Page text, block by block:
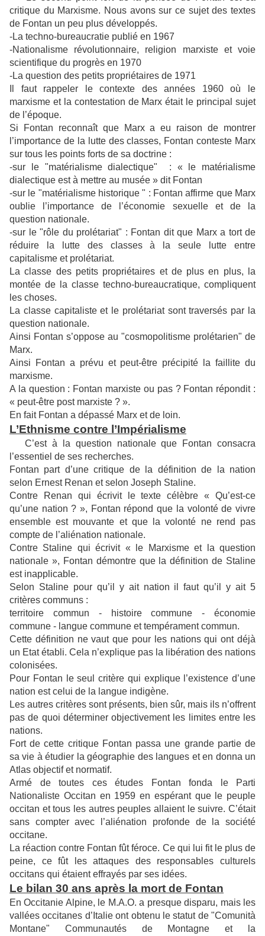
critique du Marxisme. Nous avons sur ce sujet des textes
de Fontan un peu plus développés.
-La techno-bureaucratie publié en 1967
-Nationalisme révolutionnaire, religion marxiste et voie
scientifique du progrès en 1970
-La question des petits propriétaires de 1971
Il faut rappeler le contexte des années 1960 où le
marxisme et la contestation de Marx était le principal sujet
de l’époque.
Si Fontan reconnaît que Marx a eu raison de montrer
l’importance de la lutte des classes, Fontan conteste Marx
sur tous les points forts de sa doctrine :
-sur le "matérialisme dialectique" : « le matérialisme
dialectique est à mettre au musée » dit Fontan
-sur le "matérialisme historique " : Fontan affirme que Marx
oublie l’importance de l’économie sexuelle et de la
question nationale.
-sur le "rôle du prolétariat" : Fontan dit que Marx a tort de
réduire la lutte des classes à la seule lutte entre
capitalisme et prolétariat.
La classe des petits propriétaires et de plus en plus, la
montée de la classe techno-bureaucratique, compliquent
les choses.
La classe capitaliste et le prolétariat sont traversés par la
question nationale.
Ainsi Fontan s’oppose au "cosmopolitisme prolétarien" de
Marx.
Ainsi Fontan a prévu et peut-être précipité la faillite du
marxisme.
A la question : Fontan marxiste ou pas ? Fontan répondit :
« peut-être post marxiste ? ».
En fait Fontan a dépassé Marx et de loin.
L’Ethnisme contre l’Impérialisme
C’est à la question nationale que Fontan consacra
l’essentiel de ses recherches.
Fontan part d’une critique de la définition de la nation
selon Ernest Renan et selon Joseph Staline.
Contre Renan qui écrivit le texte célèbre « Qu’est-ce
qu’une nation ? », Fontan répond que la volonté de vivre
ensemble est mouvante et que la volonté ne rend pas
compte de l’aliénation nationale.
Contre Staline qui écrivit « le Marxisme et la question
nationale », Fontan démontre que la définition de Staline
est inapplicable.
Selon Staline pour qu’il y ait nation il faut qu’il y ait 5
critères communs :
territoire commun - histoire commune - économie
commune - langue commune et tempérament commun.
Cette définition ne vaut que pour les nations qui ont déjà
un Etat établi. Cela n’explique pas la libération des nations
colonisées.
Pour Fontan le seul critère qui explique l’existence d’une
nation est celui de la langue indigène.
Les autres critères sont présents, bien sûr, mais ils n’offrent
pas de quoi déterminer objectivement les limites entre les
nations.
Fort de cette critique Fontan passa une grande partie de
sa vie à étudier la géographie des langues et en donna un
Atlas objectif et normatif.
Armé de toutes ces études Fontan fonda le Parti
Nationaliste Occitan en 1959 en espérant que le peuple
occitan et tous les autres peuples allaient le suivre. C’était
sans compter avec l’aliénation profonde de la société
occitane.
La réaction contre Fontan fût féroce. Ce qui lui fit le plus de
peine, ce fût les attaques des responsables culturels
occitans qui étaient effrayés par ses idées.
Le bilan 30 ans après la mort de Fontan
En Occitanie Alpine, le M.A.O. a presque disparu, mais les
vallées occitanes d’Italie ont obtenu le statut de "Comunità
Montane" Communautés de Montagne et la